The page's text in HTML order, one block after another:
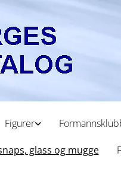
Figurer
glass og mugge